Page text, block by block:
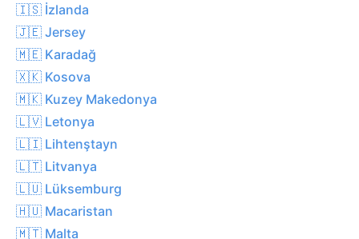
🇮🇸 İzlanda
🇯🇪 Jersey
🇲🇪 Karadağ
🇽🇰 Kosova
🇲🇰 Kuzey Makedonya
🇱🇻 Letonya
🇱🇮 Lihtenştayn
🇱🇹 Litvanya
🇱🇺 Lüksemburg
🇭🇺 Macaristan
🇲🇹 Malta